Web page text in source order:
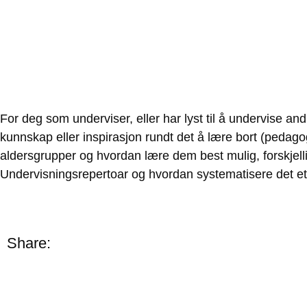
For deg som underviser, eller har lyst til å undervise
kunnskap eller inspirasjon rundt det å lære bort
aldersgrupper og hvordan lære dem best mulig,
Undervisningsrepertoar og hvordan systematisere det
Share: